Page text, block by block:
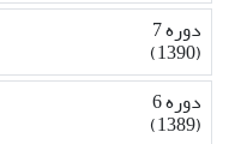
دوره 7
(1390)
دوره 6
(1389)